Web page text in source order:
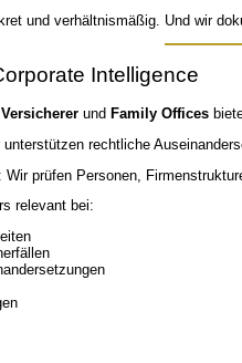
und verhältnismäßig. Und wir
Intelligence
Versicherer und Family Offices
unterstützen rechtliche
prüfen Personen,
relevant bei: